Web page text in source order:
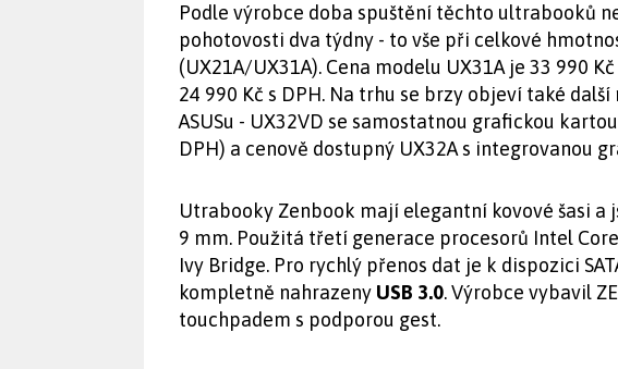
Podle výrobce doba spuštění těchto ultrabooků
pohotovosti dva týdny - to vše při celkové
(UX21A/UX31A). Cena modelu UX31A je 33 990
24 990 Kč s DPH. Na trhu se brzy objeví také
ASUSu - UX32VD se samostatnou grafickou
DPH) a cenově dostupný UX32A s integrovanou
Utrabooky Zenbook mají elegantní kovové šasi a
9 mm. Použitá třetí generace procesorů Intel
Ivy Bridge. Pro rychlý přenos dat je k dispozici
kompletně nahrazeny USB 3.0. Výrobce vybavil
touchpadem s podporou gest.